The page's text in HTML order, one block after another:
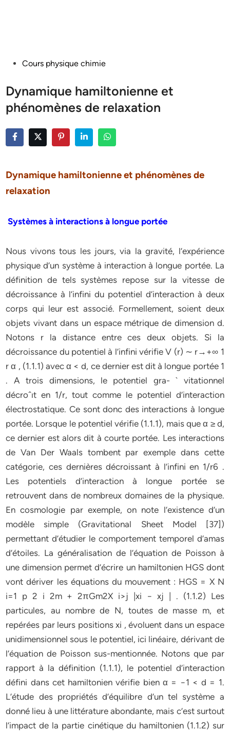
PostedCours physique chimie
Dynamique hamiltonienne et
phénomènes de relaxation
Dynamique hamiltonienne et phénomènes de
relaxation
Systèmes à interactions à longue portée
Nous vivons tous les jours, via la gravité, l’expérience
physique d’un système à interaction à longue portée. La
définition de tels systèmes repose sur la vitesse de
décroissance à l’infini du potentiel d’interaction à deux
corps qui leur est associé. Formellement, soient deux
objets vivant dans un espace métrique de dimension d.
Notons r la distance entre ces deux objets. Si la
décroissance du potentiel à l’infini vérifie V (r) ∼ r→+∞ 1
r α , (1.1.1) avec α < d, ce dernier est dit à longue portée 1
. A trois dimensions, le potentiel gra- ` vitationnel
décroˆıt en 1/r, tout comme le potentiel d’interaction
électrostatique. Ce sont donc des interactions à longue
portée. Lorsque le potentiel vérifie (1.1.1), mais que α ≥ d,
ce dernier est alors dit à courte portée. Les interactions
de Van Der Waals tombent par exemple dans cette
catégorie, ces dernières décroissant à l’infini en 1/r6 .
Les potentiels d’interaction à longue portée se
retrouvent dans de nombreux domaines de la physique.
En cosmologie par exemple, on note l’existence d’un
modèle simple (Gravitational Sheet Model [37])
permettant d’étudier le comportement temporel d’amas
d’étoiles. La généralisation de l’équation de Poisson à
une dimension permet d’écrire un hamiltonien HGS dont
vont dériver les équations du mouvement : HGS = X N
i=1 p 2 i 2m + 2πGm2X i>j |xi − xj | . (1.1.2) Les
particules, au nombre de N, toutes de masse m, et
repérées par leurs positions xi , évoluent dans un espace
unidimensionnel sous le potentiel, ici linéaire, dérivant de
l’équation de Poisson sus-mentionnée. Notons que par
rapport à la définition (1.1.1), le potentiel d’interaction
défini dans cet hamiltonien vérifie bien α = −1 < d = 1.
L’étude des propriétés d’équilibre d’un tel système a
donné lieu à une littérature abondante, mais c’est surtout
l’impact de la partie cinétique du hamiltonien (1.1.2) sur